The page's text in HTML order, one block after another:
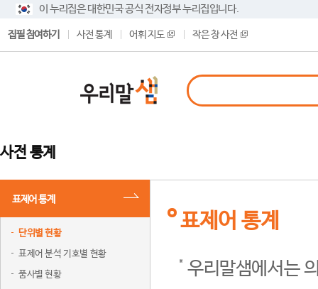
이 누리집은 대한민국 공식 전자정부 누리집입니다.
집필 참여하기 사전 통계 어휘 지도 작은 창 사전
사전 통계
표제어 통계
단위별 현황
표제어 분석 기호별 현황
품사별 현황
표제어 통계
우리말샘에서는